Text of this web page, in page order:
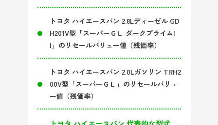
トヨタ ハイエースバン 2.8Lディーゼル GD
H201V型「スーパーＧＬ ダークプライムI
I」のリセールバリュー値（残価率）
トヨタ ハイエースバン 2.0Lガソリン TRH2
00V型「スーパーＧＬ」のリセールバリュ
ー値（残価率）